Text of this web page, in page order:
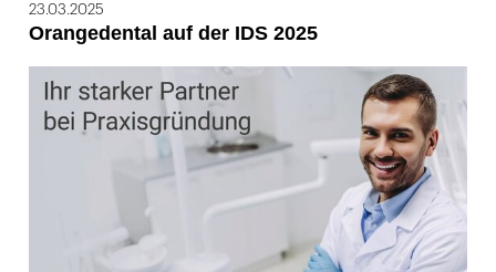
23.03.2025
Orangedental auf der IDS 2025